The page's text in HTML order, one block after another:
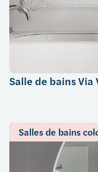
Salle de bains Via
Salles de bains